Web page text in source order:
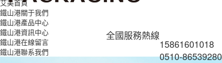
全國服務熱線
15861601018
0510-86539280
艾美首頁
鐵山港關于我們
鐵山港產品中心
鐵山港資訊中心
鐵山港在線留言
鐵山港聯系我們